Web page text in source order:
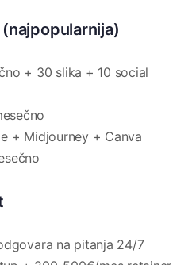
+ 30 slika + 10 social
+ Midjourney + Canva
na pitanja 24/7